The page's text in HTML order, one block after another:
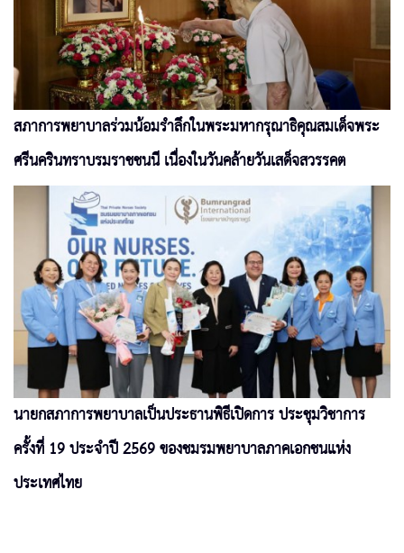
สภาการพยาบาลร่วมน้อมรำลึกในพระมหากรุณาธิคุณสมเด็จพระ
ศรีนครินทราบรมราชชนนี เนื่องในวันคล้ายวันเสด็จสวรรคต
นายกสภาการพยาบาลเป็นประธานพิธีเปิดการ ประชุมวิชาการ
ครั้งที่ 19 ประจำปี 2569 ของชมรมพยาบาลภาคเอกชนแห่ง
ประเทศไทย